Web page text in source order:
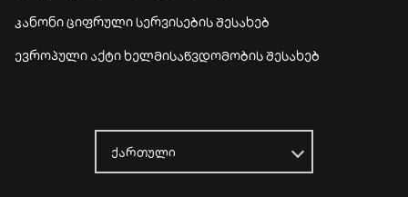
კანონი ციფრული სერვისების შესახებ
ევროპული აქტი ხელმისაწვდომობის შესახებ